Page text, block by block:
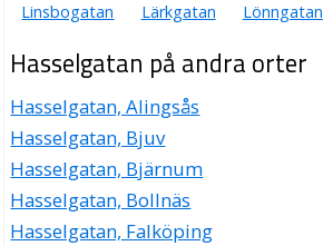
Linsbogatan
Lärkgatan Lönngatan
Hasselgatan på andra orter
Hasselgatan, Alingsås
Hasselgatan, Bjuv
Hasselgatan, Bjärnum
Hasselgatan, Bollnäs
Hasselgatan, Falköping